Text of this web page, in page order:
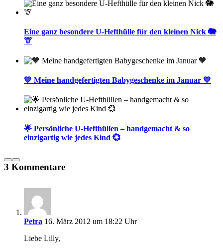
Eine ganz besondere U-Hefthülle für den kleinen Nick 🐘
🦒
💙 Meine handgefertigten Babygeschenke im Januar 💙
🌟 Persönliche U-Hefthüllen – handgemacht & so
einzigartig wie jedes Kind 💞
3 Kommentare
Petra 16. März 2012 um 18:22 Uhr
Liebe Lilly,